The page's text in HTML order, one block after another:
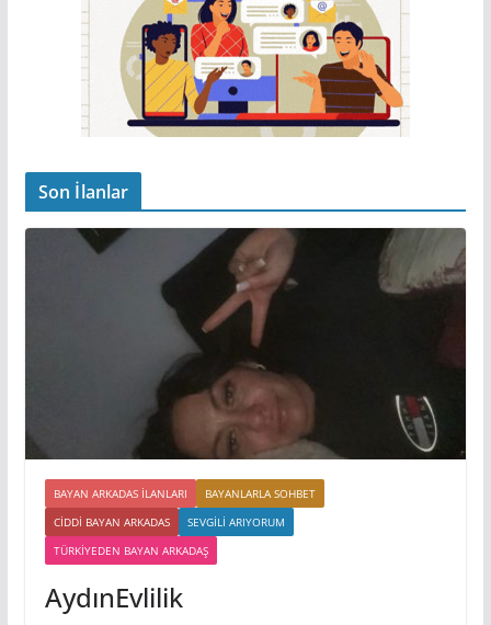
Son İlanlar
BAYAN ARKADAS ILANLARI
BAYANLARLA SOHBET
CIDDI BAYAN ARKADAS
SEVGILI ARIYORUM
TÜRKIYEDEN BAYAN ARKADAŞ
AydınEvlilik